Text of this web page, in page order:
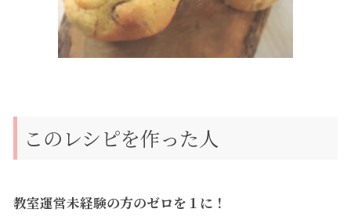
このレシピを作った人
教室運営未経験の方のゼロを１に！